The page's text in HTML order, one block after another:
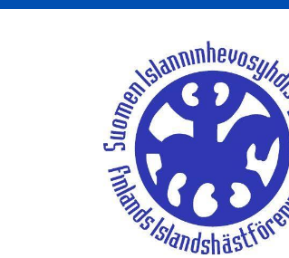
Suomen